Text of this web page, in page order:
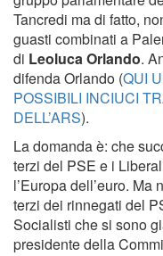
Tancredi ma di fatto,
guasti combinati a
di Leoluca Orlando.
difenda Orlando (QUI
POSSIBILI INCIUCI
DELL’ARS).
La domanda è: che
terzi del PSE e i
l’Europa dell’euro.
terzi dei rinnegati del
Socialisti che si sono
presidente della